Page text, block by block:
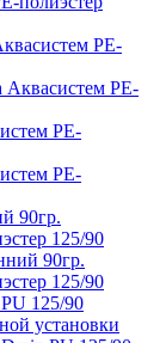
PE-
Аквасистем PE-
PE-
PE-
90гр.
125/90
90гр.
125/90
125/90
установки